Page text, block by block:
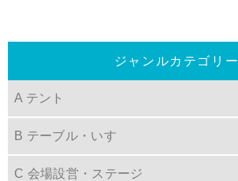
ジャンルカテゴリー
A テント
B テーブル・いす
C 会場設営・ステージ